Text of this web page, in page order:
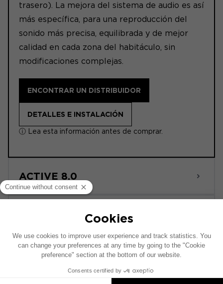
trasero). La mejora del sistema de audio es así
más específica, para una reproducción del
sonido más precisa, equilibrada y de mejor
calidad en cada zona del habitáculo, sin
modificaciones complejas.
ENCONTRAR UN DISTRIBUIDOR
DETALLES E INSTALACIÓN
ⓘ Lea esta información antes de comprar.
ACTIVE 8.0
Este esquema de instalación se ha realizado
sistema de audio original de fábrica. Si tu